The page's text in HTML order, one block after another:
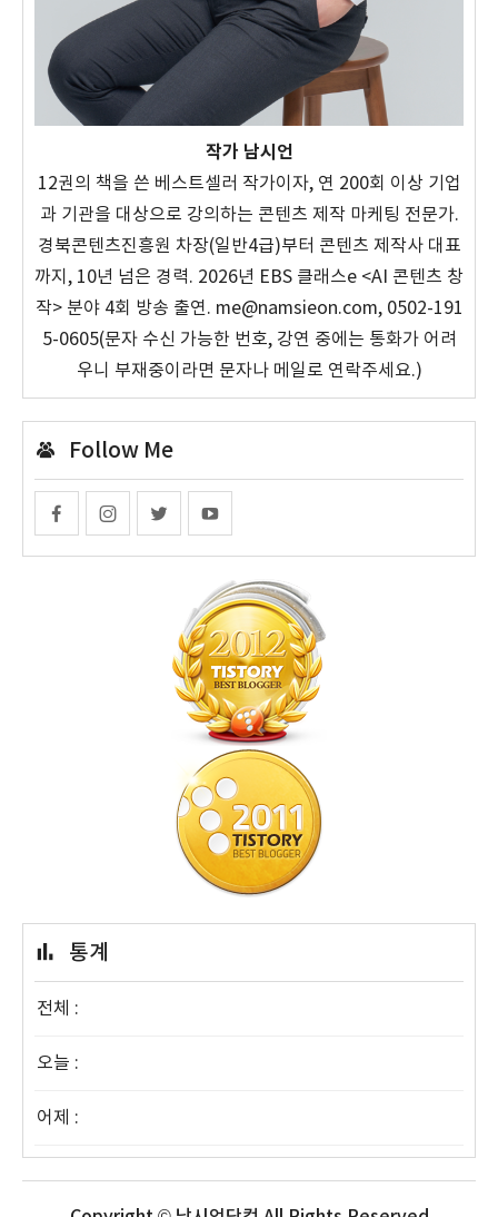
작가 남시언
12권의 책을 쓴 베스트셀러 작가이자, 연 200회 이상 기업
과 기관을 대상으로 강의하는 콘텐츠 제작 마케팅 전문가.
경북콘텐츠진흥원 차장(일반4급)부터 콘텐츠 제작사 대표
까지, 10년 넘은 경력. 2026년 EBS 클래스e <AI 콘텐츠 창
작> 분야 4회 방송 출연. me@namsieon.com, 0502-191
5-0605(문자 수신 가능한 번호, 강연 중에는 통화가 어려
우니 부재중이라면 문자나 메일로 연락주세요.)
Follow Me
통계
전체 :
오늘 :
어제 :